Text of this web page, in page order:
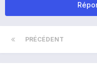
PRÉCÉDENT